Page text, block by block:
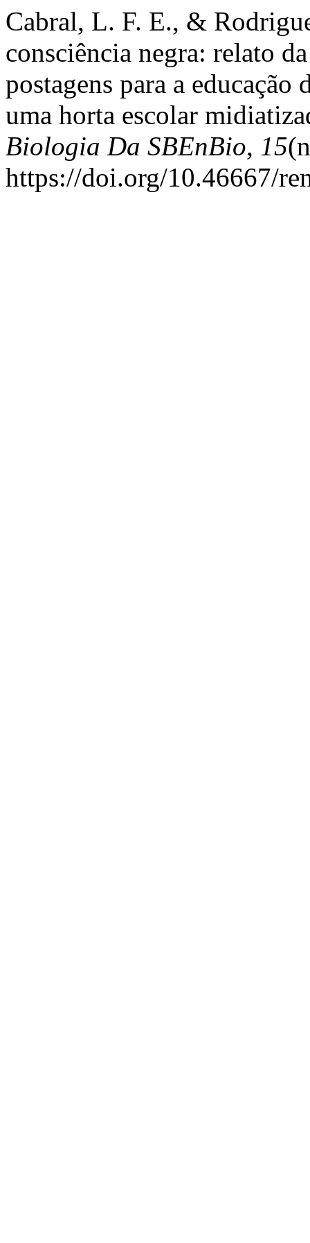
Cabral, L. F. E., &
consciência negra: relato
postagens para a educação
uma horta escolar
Biologia Da SBEnBio, 15
https://doi.org/10.46667/